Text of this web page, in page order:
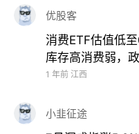
上涨98.9%，港股通互
33.24%，A500ETF基
优股客
消费ETF估值低
库存高消费弱，
1 年前 江西
小韭征途